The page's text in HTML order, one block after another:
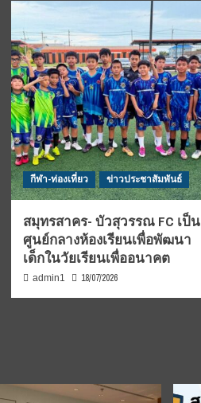
กีฬา-ท่องเที่ยว ข่าวประชาสัมพันธ์
สมุทรสาคร- บัวสุวรรณ FC เป็น
ศูนย์กลางห้องเรียนเพื่อพัฒนา
เด็กในวัยเรียนเพื่ออนาคต
admin1 18/07/2026